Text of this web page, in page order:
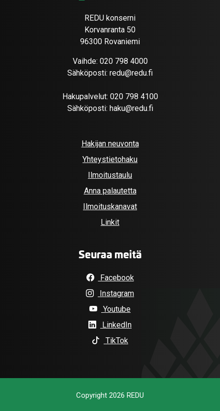
REDU konserni
Korvanranta 50
96300 Rovaniemi
Vaihde: 020 798 4000
Sähköposti: redu@redu.fi
Hakupalvelut: 020 798 4100
Sähköposti: haku@redu.fi
Hakijan neuvonta
Yhteystietohaku
Ilmoitustaulu
Anna palautetta
Ilmoituskanavat
Linkit
Seuraa meitä
Facebook
Instagram
Youtube
LinkedIn
TikTok
Copyright 2026 REDU